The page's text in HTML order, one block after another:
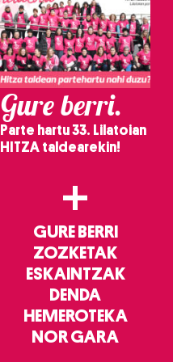
Gure berri.
Parte hartu 33. Lilatoian
HITZA taldearekin!
+
GURE BERRI
ZOZKETAK
ESKAINTZAK
DENDA
HEMEROTEKA
NOR GARA